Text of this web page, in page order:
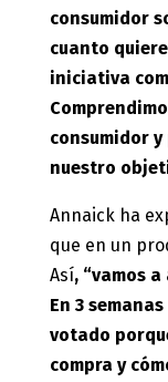
consumidor
cuanto
iniciativa
consumidor
nuestro
Annaick ha
que en un
Así, “vamos
En 3
votado
compra y